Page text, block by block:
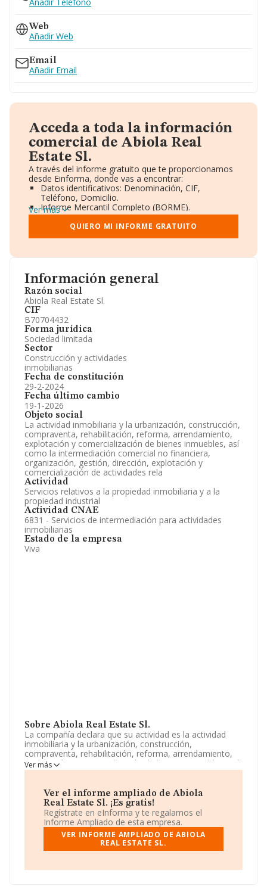
Información general
Razón social
Abiola Real Estate Sl.
CIF
B70704432
Forma jurídica
Sociedad limitada
Sector
Construcción y actividades
inmobiliarias
Fecha de constitución
29-2-2024
Fecha último cambio
19-1-2026
Objeto social
La actividad inmobiliaria y la urbanización, construcción,
compraventa, rehabilitación, reforma, arrendamiento,
explotación y comercialización de bienes inmuebles, así
como la intermediación comercial no financiera,
organización, gestión, dirección, explotación y
comercialización de actividades rela
Actividad
Servicios relativos a la propiedad inmobiliaria y a la
propiedad industrial
Actividad CNAE
6831 - Servicios de intermediación para actividades
inmobiliarias
Estado de la empresa
Viva
Sobre Abiola Real Estate Sl.
La compañía declara que su actividad es la actividad
inmobiliaria y la urbanización, construcción,
compraventa, rehabilitación, reforma, arrendamiento,
explotación y comercialización de bienes inmuebles, así
como la intermediación comercial no financiera,
comercialización de actividades rela. La empresa está
registrada como Sociedad Limitada. Clasifica su
actividad CNAE como 'Agentes de la propiedad
inmobiliaria', código 6831. La compañía no tiene
actividad en mercados exteriores.
La empresa españolaAbiola Real Estate S.L, con CIF
núm. 315 4 C, (28033), Madrid, Madrid.
Ver más
Ver el informe ampliado de Abiola
Real Estate Sl. ¡Es gratis!
Regístrate en eInforma y te regalamos el
Informe Ampliado de esta empresa.
VER INFORME AMPLIADO DE ABIOLA
REAL ESTATE SL.
Web
Añadir Web
Email
Añadir Email
Acceda a toda la información
comercial de Abiola Real
Estate Sl.
A través del informe gratuito que te proporcionamos
desde Einforma, donde vas a encontrar:
Datos identificativos: Denominación, CIF,
Teléfono, Domicilio.
Informe Mercantil Completo (BORME).
Gráficos de Evolución Ventas y Empleados.
Consejo de Administración y Administradores.
Directivos y Ejecutivos.
Información oficial y registral complementaria.
Ver más
QUIERO MI INFORME GRATUITO